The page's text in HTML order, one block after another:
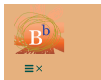
contenu